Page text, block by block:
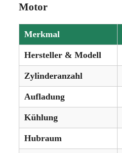
Motor
Merkmal
Hersteller & Modell
Zylinderanzahl
Aufladung
Kühlung
Hubraum